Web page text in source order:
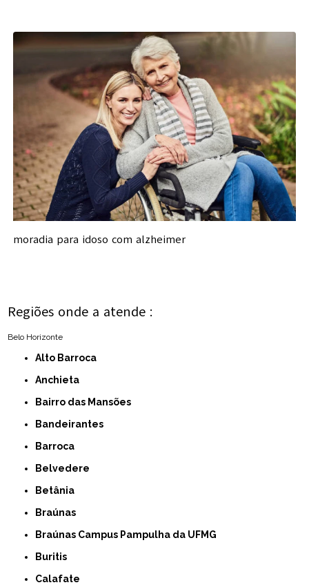
moradia para idoso com alzheimer
Regiões onde a atende :
Belo Horizonte
Alto Barroca
Anchieta
Bairro das Mansões
Bandeirantes
Barroca
Belvedere
Betânia
Braúnas
Braúnas Campus Pampulha da UFMG
Buritis
Calafate